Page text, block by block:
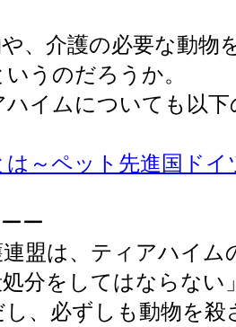
、介護の必要な動物
うのだろうか。
ハイムについても以
～ペット先進国ドイ
ー
連盟は、ティアハイム
処分をしてはならな
、必ずしも動物を殺